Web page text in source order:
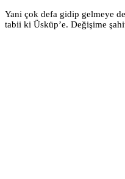
Yani çok defa gidip gelmeye
tabii ki Üsküp’e. Değişime